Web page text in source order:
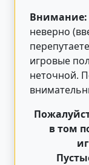
Внимание:
неверно
игровые
неточной.
в том